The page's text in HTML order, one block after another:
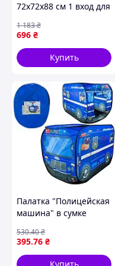
72х72х88 см 1 вход для
MK-17566
696 ₴
1 183₴
Купить
Палатка "Полицейская
машина" в сумке
395.76 ₴
530.40₴